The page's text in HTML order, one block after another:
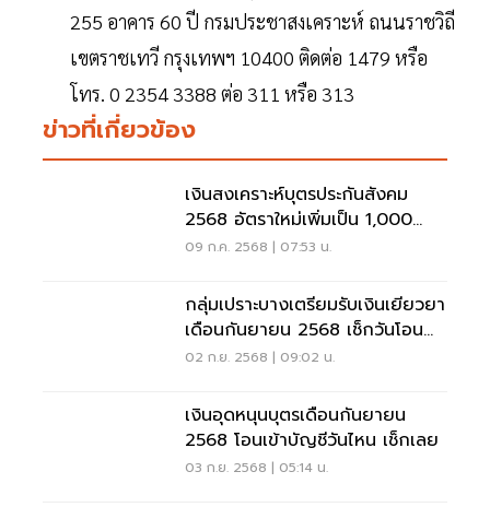
255 อาคาร 60 ปี กรมประชาสงเคราะห์ ถนนราชวิถี
เขตราชเทวี กรุงเทพฯ 10400 ติดต่อ 1479 หรือ
โทร. 0 2354 3388 ต่อ 311 หรือ 313
ข่าวที่เกี่ยวข้อง
เงินสงเคราะห์บุตรประกันสังคม
2568 อัตราใหม่เพิ่มเป็น 1,000
บาท
09 ก.ค. 2568 | 07:53 น.
กลุ่มเปราะบางเตรียมรับเงินเยียวยา
เดือนกันยายน 2568 เช็กวันโอน
เงินที่นี่
02 ก.ย. 2568 | 09:02 น.
เงินอุดหนุนบุตรเดือนกันยายน
2568 โอนเข้าบัญชีวันไหน เช็กเลย
03 ก.ย. 2568 | 05:14 น.